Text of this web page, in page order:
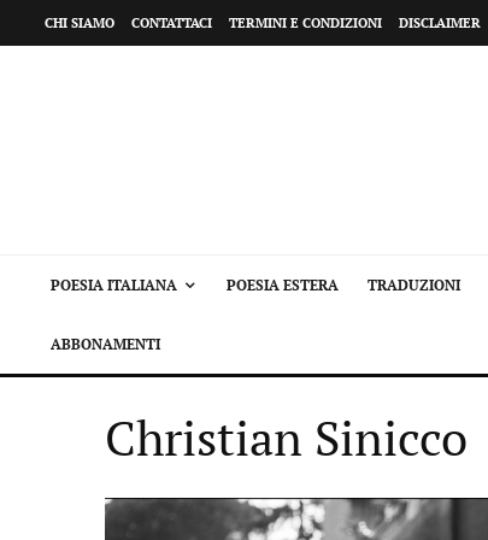
CHI SIAMO CONTATTACI TERMINI E CONDIZIONI DISCLAIMER
POESIA ITALIANA POESIA ESTERA TRADUZIONI
ABBONAMENTI
Christian Sinicco